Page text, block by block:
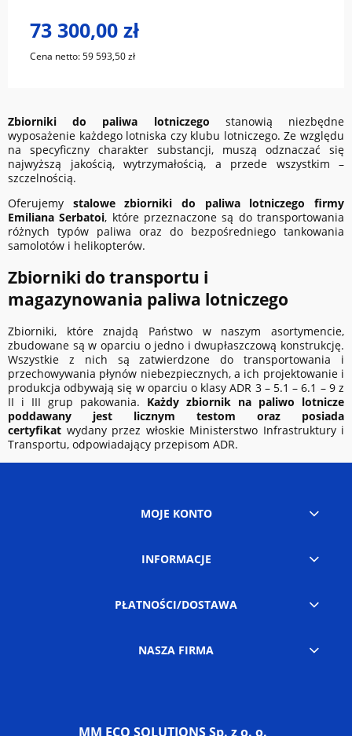
73 300,00 zł
Cena netto:59 593,50 zł
Zbiorniki do paliwa lotniczego stanowią niezbędne
wyposażenie każdego lotniska czy klubu lotniczego. Ze względu
na specyficzny charakter substancji, muszą odznaczać się
najwyższą jakością, wytrzymałością, a przede wszystkim –
szczelnością.
Oferujemy stalowe zbiorniki do paliwa lotniczego firmy
Emiliana Serbatoi, które przeznaczone są do transportowania
różnych typów paliwa oraz do bezpośredniego tankowania
samolotów i helikopterów.
Zbiorniki do transportu i
magazynowania paliwa lotniczego
Zbiorniki, które znajdą Państwo w naszym asortymencie,
zbudowane są w oparciu o jedno i dwupłaszczową konstrukcję.
Wszystkie z nich są zatwierdzone do transportowania i
przechowywania płynów niebezpiecznych, a ich projektowanie i
produkcja odbywają się w oparciu o klasy ADR 3 – 5.1 – 6.1 – 9 z
II i III grup pakowania. Każdy zbiornik na paliwo lotnicze
poddawany jest licznym testom oraz posiada
certyfikat wydany przez włoskie Ministerstwo Infrastruktury i
Transportu, odpowiadający przepisom ADR.
MOJE KONTO
INFORMACJE
PŁATNOŚCI/DOSTAWA
NASZA FIRMA
MM ECO SOLUTIONS Sp. z o. o.